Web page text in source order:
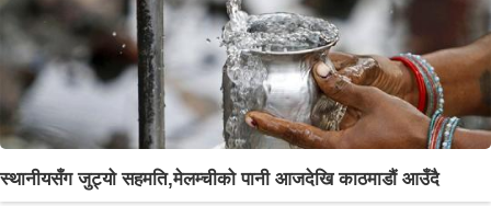
स्थानीयसँग जुट्यो सहमति,मेलम्चीको पानी आजदेखि काठमाडौं आउँदै